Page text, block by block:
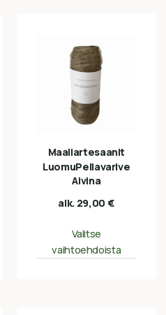
Maaliartesaanit
LuomuPellavarive
Aivina
alk. 29,00 €
Valitse
vaihtoehdoista